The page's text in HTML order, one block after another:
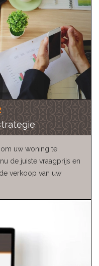
uw woning te
de juiste vraagprijs en
verkoop van uw